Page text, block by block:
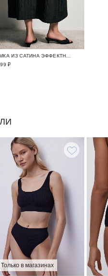
СУМКА ИЗ САТИНА ЭФФЕКТНЫЕ ОБРАЗЫ / NEW YEAR EXPRESS
₽
Только в магазинах